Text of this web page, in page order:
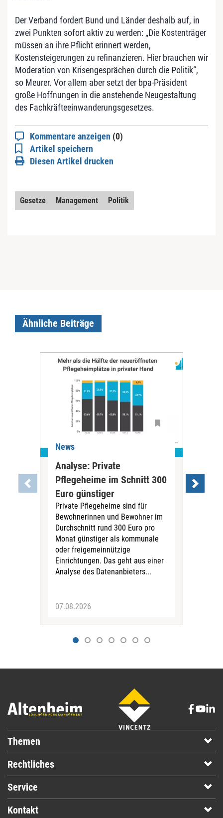
Der Verband fordert Bund und Länder deshalb auf, in
zwei Punkten sofort aktiv zu werden: „Die Kostenträger
müssen an ihre Pflicht erinnert werden,
Kostensteigerungen zu refinanzieren. Hier brauchen wir
Moderation von Krisengesprächen durch die Politik“,
so Meurer. Vor allem aber setzt der bpa-Präsident
große Hoffnungen in die anstehende Neugestaltung
des Fachkräfteeinwanderungsgesetzes.
Kommentare anzeigen (0)
Artikel speichern
Diesen Artikel drucken
Gesetze Management Politik
Ähnliche Beiträge
News
Analyse: Private
Pflegeheime im Schnitt 300
Euro günstiger
Private Pflegeheime sind für
Bewohnerinnen und Bewohner im
Durchschnitt rund 300 Euro pro
Monat günstiger als kommunale
oder freigemeinnützige
Einrichtungen. Das geht aus einer
Analyse des Datenanbieters...
07.08.2026
Themen
Rechtliches
Service
Kontakt